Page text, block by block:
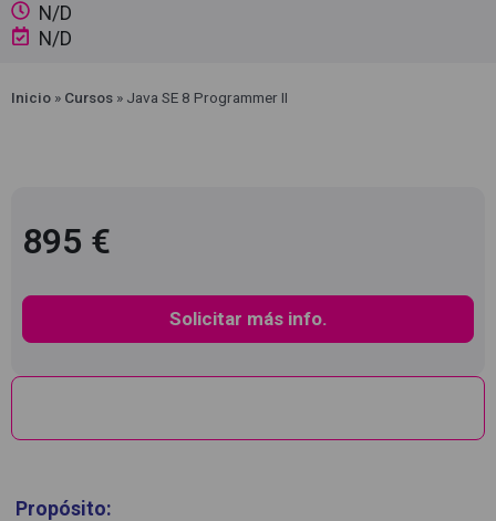
N/D
N/D
Inicio » Cursos » Java SE 8 Programmer II
Propósito:
895 €
Solicitar más info.